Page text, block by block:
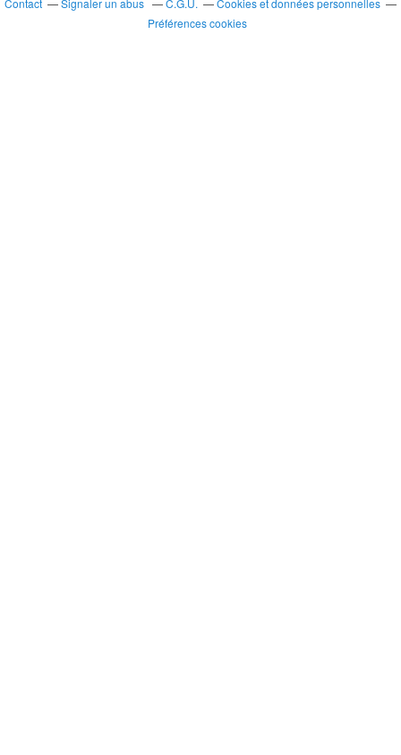
Contact Signaler un abus C.G.U.
Cookies et données personnelles
Préférences cookies